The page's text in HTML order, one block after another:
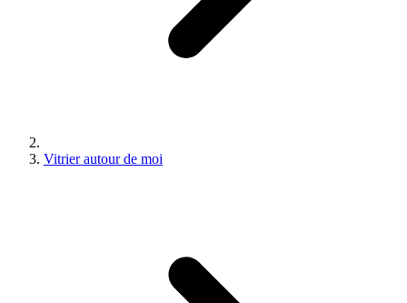
Vitrier autour de moi